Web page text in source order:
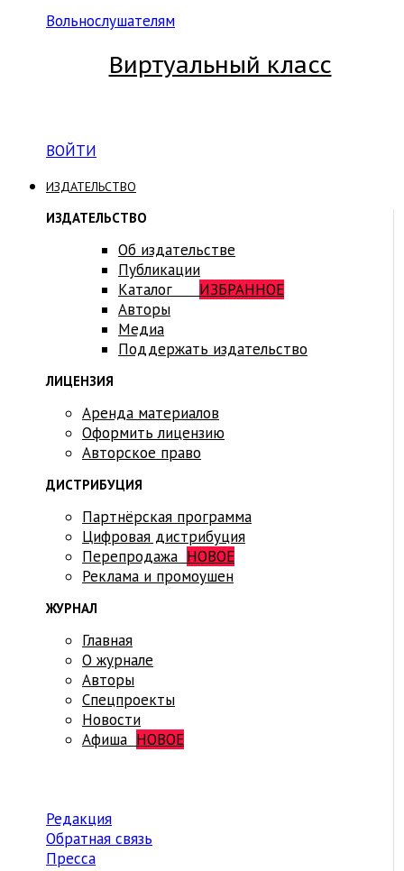
Вольнослушателям
Виртуальный класс
ВОЙТИ
ИЗДАТЕЛЬСТВО
ИЗДАТЕЛЬСТВО
Об издательстве
Публикации
Каталог ИЗБРАННОЕ
Авторы
Медиа
Поддержать издательство
ЛИЦЕНЗИЯ
Аренда материалов
Оформить лицензию
Авторское право
ДИСТРИБУЦИЯ
Партнёрская программа
Цифровая дистрибуция
Перепродажа НОВОЕ
Реклама и промоушен
ЖУРНАЛ
Главная
О журнале
Авторы
Спецпроекты
Новости
Афиша НОВОЕ
Редакция
Обратная связь
Пресса